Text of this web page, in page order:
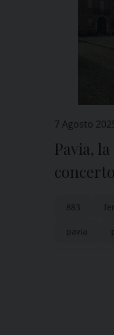
7 Agosto
Pavia,
883
pavia